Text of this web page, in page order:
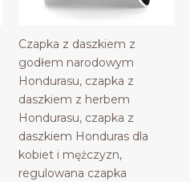
Czapka z daszkiem z
godłem narodowym
Hondurasu, czapka z
daszkiem z herbem
Hondurasu, czapka z
daszkiem Honduras dla
kobiet i mężczyzn,
regulowana czapka